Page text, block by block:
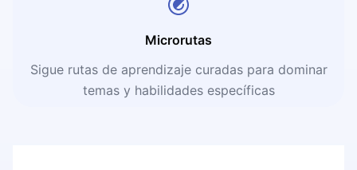
Microrutas
Sigue rutas de aprendizaje curadas para dominar
temas y habilidades específicas